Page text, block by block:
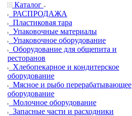
Каталог
РАСПРОДАЖА
Пластиковая тара
Упаковочные материалы
Упаковочное оборудование
Оборудование для общепита и
ресторанов
Хлебопекарное и кондитерское
оборудование
Мясное и рыбо перерабатывающее
оборудование
Молочное оборудование
Запасные части и расходники